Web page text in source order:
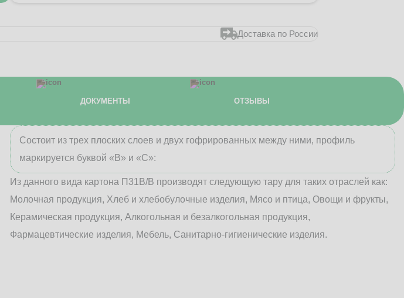
Доставка по России
ДОКУМЕНТЫ ОТЗЫВЫ
Состоит из трех плоских слоев и двух гофрированных между ними, профиль
маркируется буквой «В» и «С»:
Из данного вида картона П31В/B производят следующую тару для таких отраслей как:
Молочная продукция, Хлеб и хлебобулочные изделия, Мясо и птица, Овощи и фрукты,
Керамическая продукция, Алкогольная и безалкогольная продукция,
Фармацевтические изделия, Мебель, Санитарно-гигиенические изделия.